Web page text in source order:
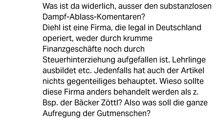
Was ist da widerlich, ausser den substanzlosen
Dampf-Ablass-Komentaren?
Diehl ist eine Firma, die legal in Deutschland
operiert, weder durch krumme
Finanzgeschäfte noch durch
Steuerhinterziehung aufgefallen ist. Lehrlinge
ausbildet etc. Jedenfalls hat auch der Artikel
nichts gegenteiliges behauptet. Wieso sollte
diese Firma anders behandelt werden als z.
Bsp. der Bäcker Zöttl? Also was soll die ganze
Aufregung der Gutmenschen?